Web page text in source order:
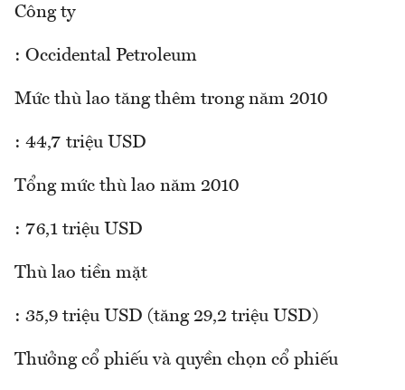
Công ty
: Occidental Petroleum
Mức thù lao tăng thêm trong năm 2010
: 44,7 triệu USD
Tổng mức thù lao năm 2010
: 76,1 triệu USD
Thù lao tiền mặt
: 35,9 triệu USD (tăng 29,2 triệu USD)
Thưởng cổ phiếu và quyền chọn cổ phiếu